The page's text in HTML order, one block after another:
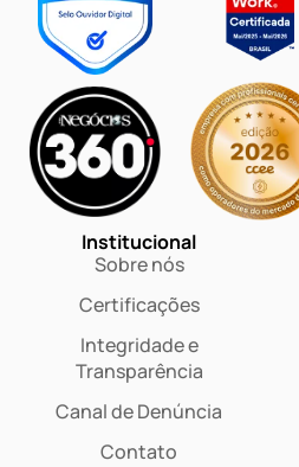
Institucional
Sobre nós
Certificações
Integridade e
Transparência
Canal de Denúncia
Contato